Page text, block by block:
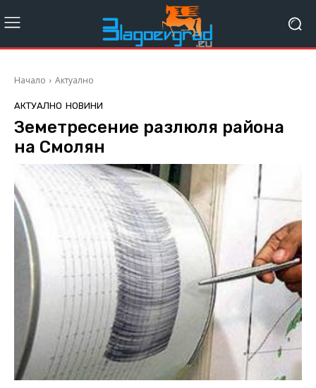
Начало Актуално
АКТУАЛНО НОВИНИ
Земетресение разлюля района
на Смолян